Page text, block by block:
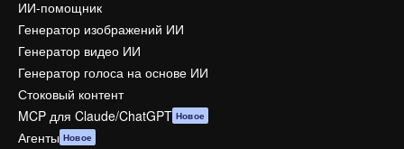
ИИ-помощник
Генератор изображений ИИ
Генератор видео ИИ
Генератор голоса на основе ИИ
Стоковый контент
MCP для Claude/ChatGPT Новое
Агенты Новое